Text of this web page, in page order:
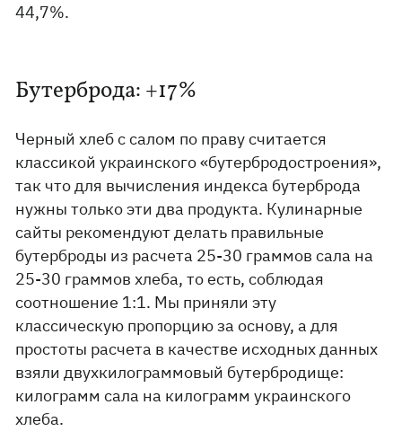
44,7%.
Бутерброда: +17%
Черный хлеб с салом по праву считается
классикой украинского «бутербродостроения»,
так что для вычисления индекса бутерброда
нужны только эти два продукта. Кулинарные
сайты рекомендуют делать правильные
бутерброды из расчета 25-30 граммов сала на
25-30 граммов хлеба, то есть, соблюдая
соотношение 1:1. Мы приняли эту
классическую пропорцию за основу, а для
простоты расчета в качестве исходных данных
взяли двухкилограммовый бутербродище:
килограмм сала на килограмм украинского
хлеба.